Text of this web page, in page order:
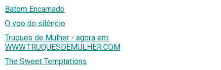
Batom Encarnado
O voo do silêncio
Truques de Mulher - agora em:
WWW.TRUQUESDEMULHER.COM
The Sweet Temptations